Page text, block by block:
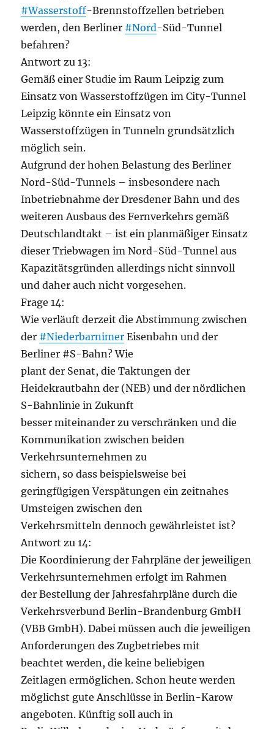
#Wasserstoff-Brennstoffzellen betrieben
werden, den Berliner #Nord-Süd-Tunnel
befahren?
Antwort zu 13:
Gemäß einer Studie im Raum Leipzig zum
Einsatz von Wasserstoffzügen im City-Tunnel
Leipzig könnte ein Einsatz von
Wasserstoffzügen in Tunneln grundsätzlich
möglich sein.
Aufgrund der hohen Belastung des Berliner
Nord-Süd-Tunnels – insbesondere nach
Inbetriebnahme der Dresdener Bahn und des
weiteren Ausbaus des Fernverkehrs gemäß
Deutschlandtakt – ist ein planmäßiger Einsatz
dieser Triebwagen im Nord-Süd-Tunnel aus
Kapazitätsgründen allerdings nicht sinnvoll
und daher auch nicht vorgesehen.
Frage 14:
Wie verläuft derzeit die Abstimmung zwischen
der #Niederbarnimer Eisenbahn und der
Berliner #S-Bahn? Wie
plant der Senat, die Taktungen der
Heidekrautbahn der (NEB) und der nördlichen
S-Bahnlinie in Zukunft
besser miteinander zu verschränken und die
Kommunikation zwischen beiden
Verkehrsunternehmen zu
sichern, so dass beispielsweise bei
geringfügigen Verspätungen ein zeitnahes
Umsteigen zwischen den
Verkehrsmitteln dennoch gewährleistet ist?
Antwort zu 14:
Die Koordinierung der Fahrpläne der jeweiligen
Verkehrsunternehmen erfolgt im Rahmen
der Bestellung der Jahresfahrpläne durch die
Verkehrsverbund Berlin-Brandenburg GmbH
(VBB GmbH). Dabei müssen auch die jeweiligen
Anforderungen des Zugbetriebes mit
beachtet werden, die keine beliebigen
Zeitlagen ermöglichen. Schon heute werden
möglichst gute Anschlüsse in Berlin-Karow
angeboten. Künftig soll auch in